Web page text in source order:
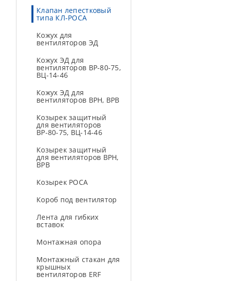
Клапан лепестковый
типа КЛ-РОСА
Кожух для
вентиляторов ЭД
Кожух ЭД для
вентиляторов ВР-80-75,
ВЦ-14-46
Кожух ЭД для
вентиляторов ВРН, ВРВ
Козырек защитный
для вентиляторов
ВР-80-75, ВЦ-14-46
Козырек защитный
для вентиляторов ВРН,
ВРВ
Козырек РОСА
Короб под вентилятор
Лента для гибких
вставок
Монтажная опора
Монтажный стакан для
крышных
вентиляторов ERF